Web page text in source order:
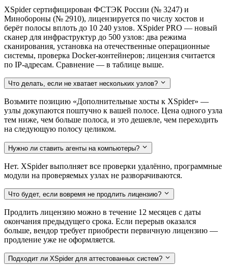
XSpider сертифицирован ФСТЭК России (№ 3247) и
Минобороны (№ 2910), лицензируется по числу хостов и
берёт полосы вплоть до 10 240 узлов. XSpider PRO — новый
сканер для инфраструктур до 500 узлов: два режима
сканирования, установка на отечественные операционные
системы, проверка Docker-контейнеров; лицензия считается
по IP-адресам. Сравнение — в таблице выше.
Что делать, если не хватает нескольких узлов?
Возьмите позицию «Дополнительные хосты к XSpider» —
узлы докупаются поштучно к вашей полосе. Цена одного узла
тем ниже, чем больше полоса, и это дешевле, чем переходить
на следующую полосу целиком.
Нужно ли ставить агенты на компьютеры?
Нет. XSpider выполняет все проверки удалённо, программные
модули на проверяемых узлах не разворачиваются.
Что будет, если вовремя не продлить лицензию?
Продлить лицензию можно в течение 12 месяцев с даты
окончания предыдущего срока. Если перерыв оказался
больше, вендор требует приобрести первичную лицензию —
продление уже не оформляется.
Подходит ли XSpider для аттестованных систем?